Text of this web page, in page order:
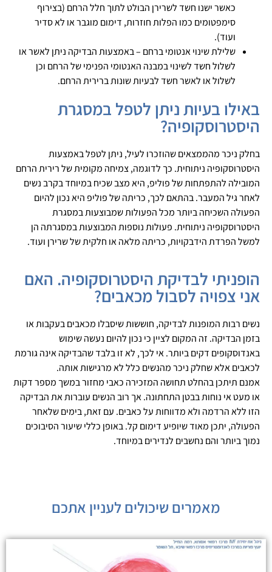
כאשר ישנו חשד לשרירן הבולט לתוך חלל הרחם (בצירוף
סימפטומים כמו הפלות חוזרות, דימום מוגבר או לא סדיר
ועוד).
שלילת שינוי אנטומי ברחם – באמצעות הבדיקה ניתן לאשר או
לשלול חשד לשינוי במבנה האנטומי הפנימי של הרחם וכן
לשלול או לאשר חשד לבעיות שונות ברירית הרחם.
באילו בעיות ניתן לטפל במסגרת
היסטרוסקופיה?
בחלק ניכר מהממצאים שהוזכרו לעיל, ניתן לטפל באמצעות
היסטרוסקופיה ניתוחית. כך לדוגמה, צמיחה מקומית של רירית הרחם
המובילה להתפתחות של פוליפ, היא מצב שכיח במיוחד בקרב נשים
לאחר גיל המעבר. בהתאם לכך, כריתה של פוליפ היא נכון להיום
הפעולה השכיחה ביותר מכל הפעולות שמבוצעות במסגרת
היסטרוסקופיה ניתוחית. פעולות נוספות המבוצעות במסגרתה הן
למשל הפרדת הידבקויות, כריתה מלאה או חלקית של שרירן ועוד.
הופניתי לבדיקת היסטרוסקופיה. האם
אני צפויה לסבול מכאבים?
נשים רבות המופנות לבדיקה, חוששות שיסבלו מכאבים בעקבות או
בזמן הבדיקה. זה המקום לציין כי נכון להיום נעשה שימוש
באנדוסקופים דקים ביותר. אי לכך, לא זו בלבד שהבדיקה אינה גורמת
לכאבים אלא שחלק ניכר מהנשים כלל לא מרגישות אותה.
אמנם תיתכן בהחלט תחושה המזכירה כאבי מחזור במשך מספר דקות
או מעט אי נוחות בבטן התחתונה. אך רוב הנשים עוברות את הבדיקה
הזו ללא הרדמה ולא מדווחות על כאבים. עם זאת, בימים שלאחר
הפעולה, יתכן מאוד שיופיע דימום קל. באופן כללי שיעור הסיבוכים
נמוך ביותר והם נחשבים לנדירים במיוחד.
מאמרים שיכולים לעניין אתכם